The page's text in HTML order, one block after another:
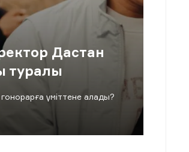
Дастан
туралы
үміттене алады?